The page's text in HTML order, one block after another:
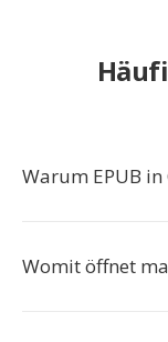
Warum EPUB in
Womit öffnet